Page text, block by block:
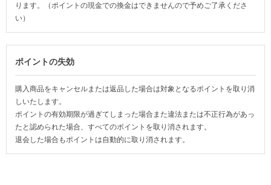
ります。（ポイントの現金での換金はできませんので予めご了承くださ
い）
ポイントの失効
購入商品をキャンセルまたは返品した場合は対象となるポイントを取り消
しいたします。
ポイントの有効期限が過ぎてしまった場合また違法または不正行為があっ
たと認められた場合、すべてのポイントを取り消されます。
退会した場合もポイントは自動的に取り消されます。